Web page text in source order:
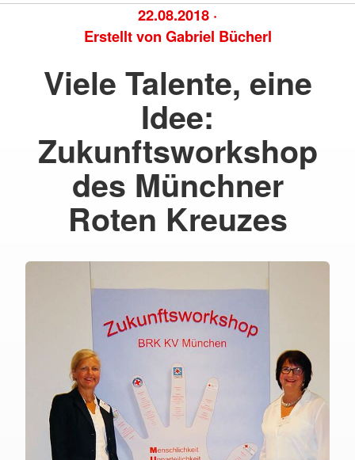
22.08.2018 ·
Erstellt von Gabriel Bücherl
Viele Talente, eine
Idee:
Zukunftsworkshop
des Münchner
Roten Kreuzes